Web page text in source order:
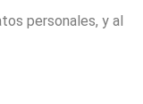
personales, y al